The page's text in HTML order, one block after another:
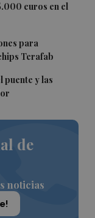
euros en el
para
Terafab
puente y las
de
noticias